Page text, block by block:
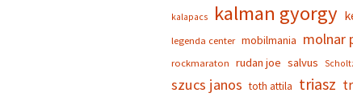
kalapacs kalman gyorgy
legenda center mobilmania molnar
rockmaraton rudan joe salvus
szucs janos toth attila triasz